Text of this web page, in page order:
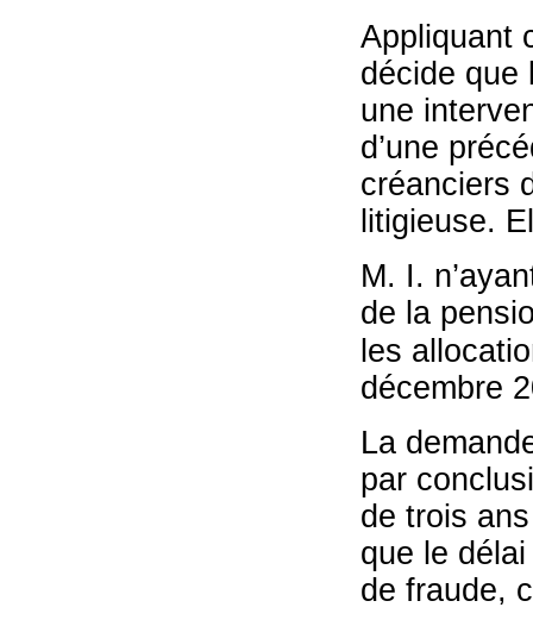
Appliquant
décide que
une
d’une
créanciers
litigieuse.
M. I.
de la
les
décembre
La
par
de trois
que le
de fraude,